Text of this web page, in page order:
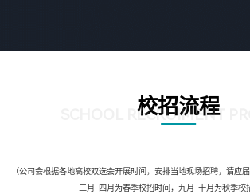
校招流程
SCHOOL RECRUIMENT
（公司会根据各地高校双选会开展时间，安排当地现场招聘，请应
三月-四月为春季校招时间，九月-十月为秋季校